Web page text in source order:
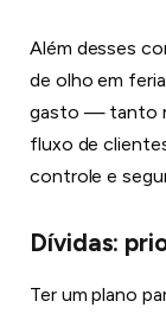
Além desses
de olho em
gasto — tanto
fluxo de
controle e
Dívidas:
Ter um plano